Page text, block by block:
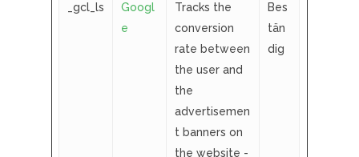
_gcl_ls
Googl
e
Tracks the
conversion
rate between
the user and
the
advertisemen
t banners on
the website -
Bes
tän
dig